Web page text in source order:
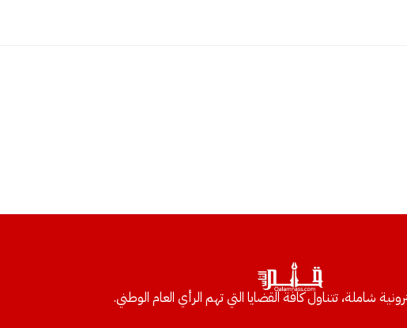
شاملة، تتناول كافة القضايا التي تهم الرأي العام الوطني.